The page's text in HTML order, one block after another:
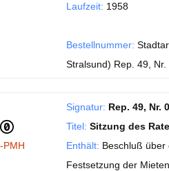
Laufzeit: 1958
Bestellnummer:
Stralsund) Rep. 49, Nr.
PMH
Signatur: Rep. 49, Nr.
Titel: Sitzung des
Enthält: Beschluß über
Festsetzung der